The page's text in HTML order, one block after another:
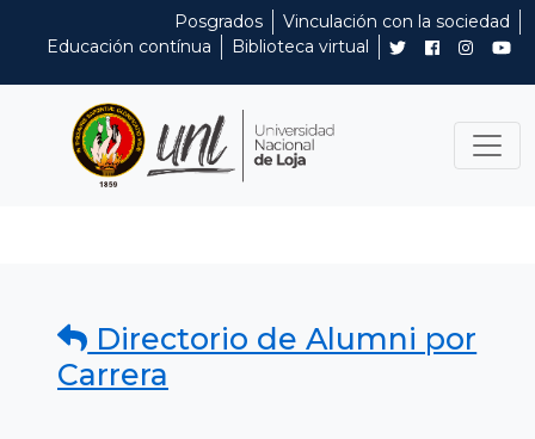
Posgrados
Vinculación con la sociedad
Educación contínua
Biblioteca virtual
Directorio de Alumni por
Carrera